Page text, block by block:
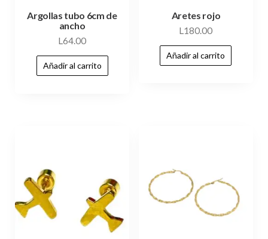
Argollas tubo 6cm de
ancho
L64.00
Añadir al carrito
Aretes rojo
L180.00
Añadir al carrito